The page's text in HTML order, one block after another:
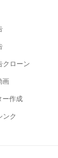
クローン
画
ー作成
ンク